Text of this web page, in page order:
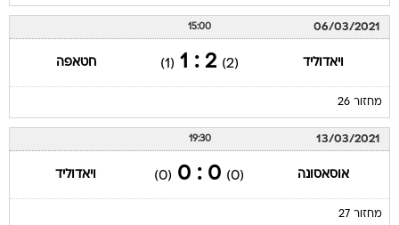
06/03/2021
15:00
ויאדוליד (2)
2 : 1
(1) חטאפה
מחזור 26
13/03/2021
19:30
אוסאסונה (0)
0 : 0
(0) ויאדוליד
מחזור 27